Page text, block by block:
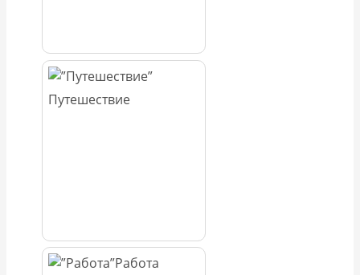
Путешествие
Работа